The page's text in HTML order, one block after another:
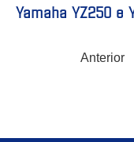
Yamaha YZ250 e
Anterior